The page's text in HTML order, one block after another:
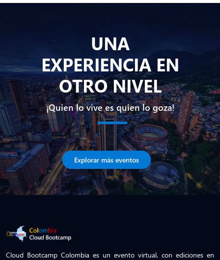
UNA
EXPERIENCIA EN
OTRO NIVEL
¡Quien lo vive es quien lo goza!
Explorar más eventos
Cloud Bootcamp Colombia es un evento virtual, con ediciones en